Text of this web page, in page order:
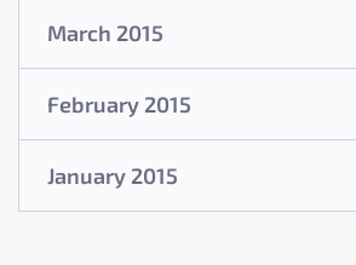
March 2015
February 2015
January 2015